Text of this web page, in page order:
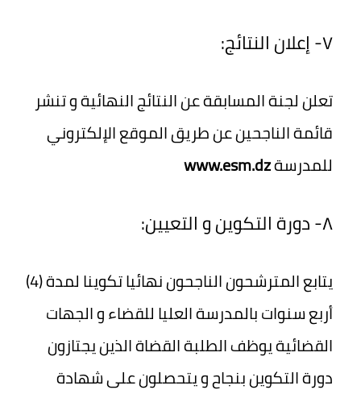
٧- إعلان النتائج:
تعلن لجنة المسابقة عن النتائج النهائية و تنشر
قائمة الناجحين عن طريق الموقع الإلكتروني
للمدرسةwww.esm.dz
٨- دورة التكوين و التعيين:
يتابع المترشحون الناجحون نهائيا تكوينا لمدة (4)
أربع سنوات بالمدرسة العليا للقضاء و الجهات
القضائية يوظف الطلبة القضاة الذين يجتازون
دورة التكوين بنجاح و يتحصلون على شهادة